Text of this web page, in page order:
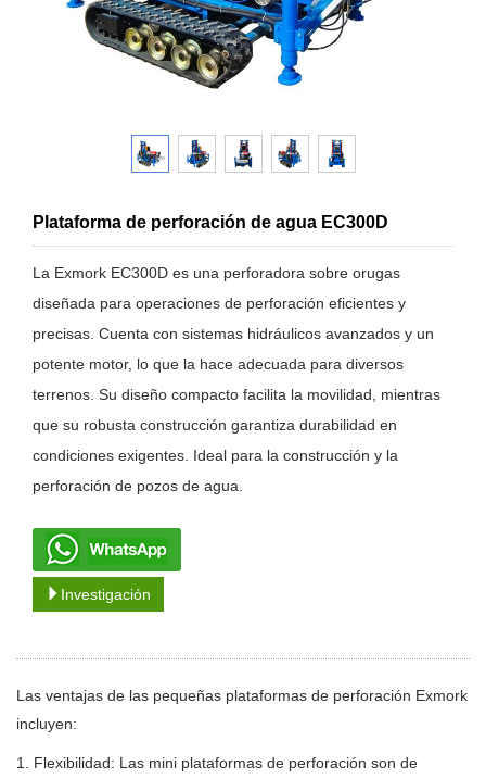
Plataforma de perforación de agua EC300D
La Exmork EC300D es una perforadora sobre orugas
diseñada para operaciones de perforación eficientes y
precisas. Cuenta con sistemas hidráulicos avanzados y un
potente motor, lo que la hace adecuada para diversos
terrenos. Su diseño compacto facilita la movilidad, mientras
que su robusta construcción garantiza durabilidad en
condiciones exigentes. Ideal para la construcción y la
perforación de pozos de agua.
Investigación
Las ventajas de las pequeñas plataformas de perforación Exmork
incluyen:
1. Flexibilidad: Las mini plataformas de perforación son de